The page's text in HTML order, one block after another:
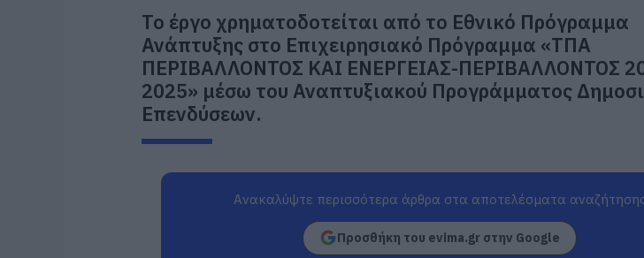
Το έργο χρηματοδοτείται από το Εθνικό Πρόγραμμα
Ανάπτυξης στο Επιχειρησιακό Πρόγραμμα «ΤΠΑ
ΠΕΡΙΒΑΛΛΟΝΤΟΣ ΚΑΙ ΕΝΕΡΓΕΙΑΣ-ΠΕΡΙΒΑΛΛΟΝΤΟΣ
2025» μέσω του Αναπτυξιακού Προγράμματος
Επενδύσεων.
Ανακαλύψτε περισσότερα άρθρα στα αποτελέσματα
Προσθήκη του evima.gr στην Google